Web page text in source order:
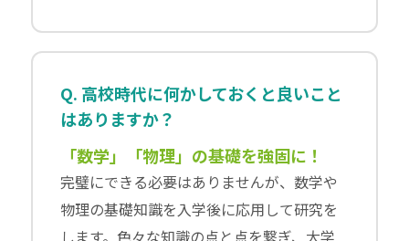
Q. 高校時代に何かしておくと良いこと
はありますか？
「数学」「物理」の基礎を強固に！
完璧にできる必要はありませんが、数学や
物理の基礎知識を入学後に応用して研究を
します。色々な知識の点と点を繋ぎ、大学